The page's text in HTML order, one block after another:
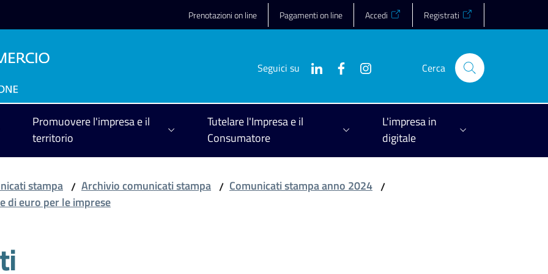
Prenotazioni on line Pagamenti on line Accedi Registrati
Seguici su Cerca
Promuovere l'impresa e il
territorio
Tutelare l'Impresa e il
Consumatore
L'impresa in
digitale
stampa / Archivio comunicati stampa / Comunicati stampa anno 2024 /
di euro per le imprese